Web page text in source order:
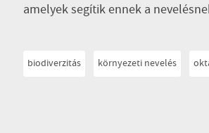
amelyek segítik ennek a
biodiverzitás környezeti nevelés